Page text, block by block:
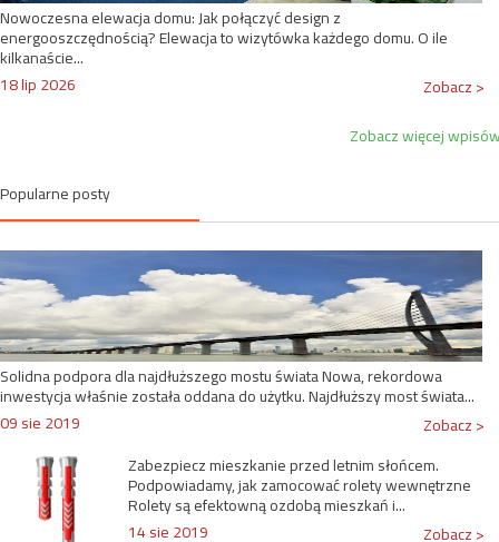
Nowoczesna elewacja domu: Jak połączyć design z
energooszczędnością? Elewacja to wizytówka każdego domu. O ile
kilkanaście...
18 lip 2026
Zobacz >
Zobacz więcej
Popularne posty
Solidna podpora dla najdłuższego mostu świata Nowa, rekordowa
inwestycja właśnie została oddana do użytku. Najdłuższy most świata...
09 sie 2019
Zobacz >
Zabezpiecz mieszkanie przed letnim słońcem.
Podpowiadamy, jak zamocować rolety wewnętrzne
Rolety są efektowną ozdobą mieszkań i...
14 sie 2019
Zobacz >